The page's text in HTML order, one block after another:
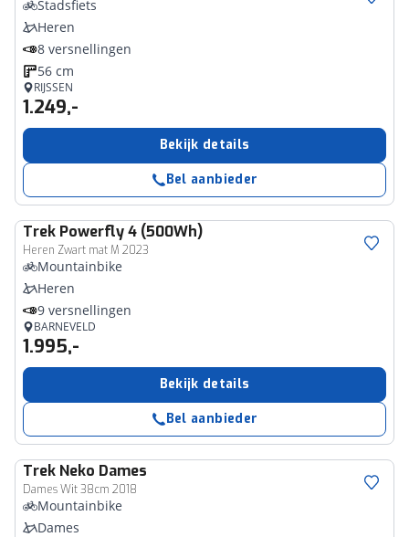
Stadsfiets
Heren
8 versnellingen
56 cm
RIJSSEN
1.249,-
Bekijk details
Bel aanbieder
Trek Powerfly 4 (500Wh)
Heren Zwart mat M 2023
Mountainbike
Heren
9 versnellingen
BARNEVELD
1.995,-
Bekijk details
Bel aanbieder
Trek Neko Dames
Dames Wit 38cm 2018
Mountainbike
Dames